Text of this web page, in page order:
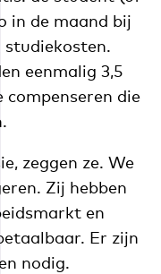
in de maand bij
studiekosten.
eenmalig 3,5
die
zeggen ze. We
Zij hebben
en
Er zijn
nodig.